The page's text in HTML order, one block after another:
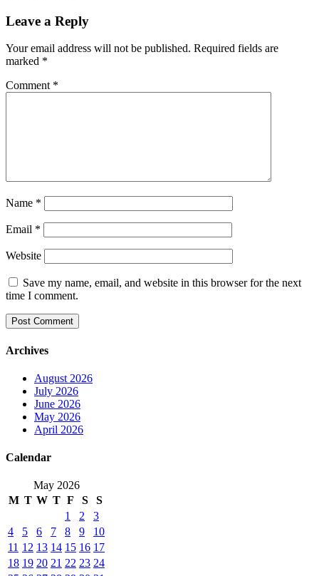
Leave a Reply
Your email address will not be published. Required fields are
marked *
Comment *
Name *
Email *
Website
Save my name, email, and website in this browser for the next
time I comment.
Archives
August 2026
July 2026
June 2026
May 2026
April 2026
Calendar
May 2026
M T W T F S
S
1
2
3
4
5 6 7 8 9
10
11 12 13 14 15 16 17
18 19 20 21 22 23 24